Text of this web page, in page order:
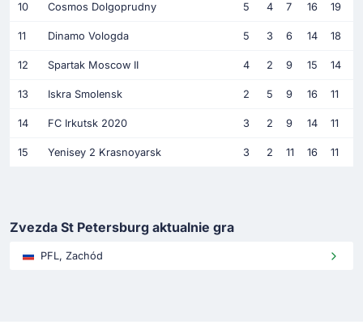
10 Cosmos Dolgoprudny 5 4 7 16 19
11 Dinamo Vologda 5 3 6 14 18
12 Spartak Moscow II 4 2 9 15 14
13 Iskra Smolensk 2 5 9 16 11
14 FC Irkutsk 2020 3 2 9 14 11
15 Yenisey 2 Krasnoyarsk 3 2 11 16 11
Zvezda St Petersburg aktualnie gra
PFL, Zachód